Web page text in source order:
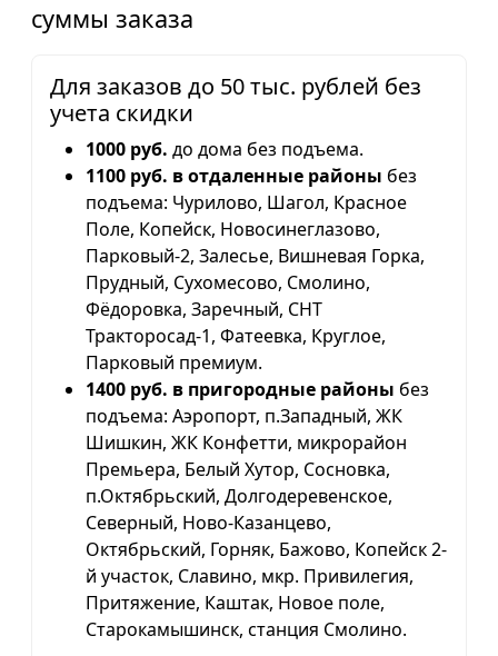
суммы заказа
Для заказов до 50 тыс. рублей без
учета скидки
1000 руб. до дома без подъема.
1100 руб. в отдаленные районы без
подъема: Чурилово, Шагол, Красное
Поле, Копейск, Новосинеглазово,
Парковый-2, Залесье, Вишневая Горка,
Прудный, Сухомесово, Смолино,
Фёдоровка, Заречный, СНТ
Тракторосад-1, Фатеевка, Круглое,
Парковый премиум.
1400 руб. в пригородные районы без
подъема: Аэропорт, п.Западный, ЖК
Шишкин, ЖК Конфетти, микрорайон
Премьера, Белый Хутор, Сосновка,
п.Октябрьский, Долгодеревенское,
Северный, Ново-Казанцево,
Октябрьский, Горняк, Бажово, Копейск 2-
й участок, Славино, мкр. Привилегия,
Притяжение, Каштак, Новое поле,
Старокамышинск, станция Смолино.